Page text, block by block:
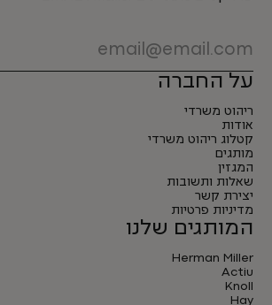
על החברה
ריהוט משרדי
אודות
קטלוג ריהוט משרדי
מותגים
המגזין
שאלות ותשובות
יצירת קשר
מדיניות פרטיות
המותגים שלנו
Herman Miller
Actiu
Knoll
Hay